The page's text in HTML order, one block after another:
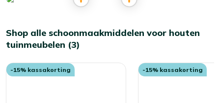
Shop alle schoonmaakmiddelen voor houten
tuinmeubelen (3)
-15% kassakorting -15% kassakorting